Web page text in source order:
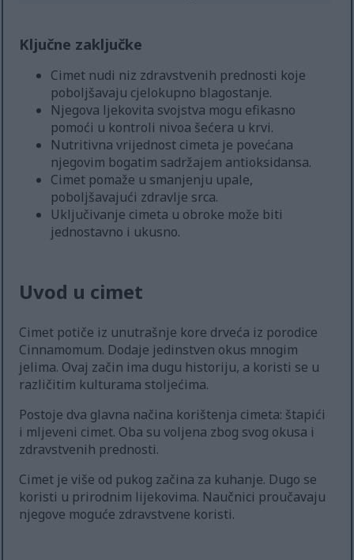
Ključne zaključke
Cimet nudi niz zdravstvenih prednosti koje
poboljšavaju cjelokupno blagostanje.
Njegova ljekovita svojstva mogu efikasno
pomoći u kontroli nivoa šećera u krvi.
Nutritivna vrijednost cimeta je povećana
njegovim bogatim sadržajem antioksidansa.
Cimet pomaže u smanjenju upale,
poboljšavajući zdravlje srca.
Uključivanje cimeta u obroke može biti
jednostavno i ukusno.
Uvod u cimet
Cimet potiče iz unutrašnje kore drveća iz porodice
Cinnamomum. Dodaje jedinstven okus mnogim
jelima. Ovaj začin ima dugu historiju, a koristi se u
različitim kulturama stoljećima.
Postoje dva glavna načina korištenja cimeta: štapići
i mljeveni cimet. Oba su voljena zbog svog okusa i
zdravstvenih prednosti.
Cimet je više od pukog začina za kuhanje. Dugo se
koristi u prirodnim lijekovima. Naučnici proučavaju
njegove moguće zdravstvene koristi.